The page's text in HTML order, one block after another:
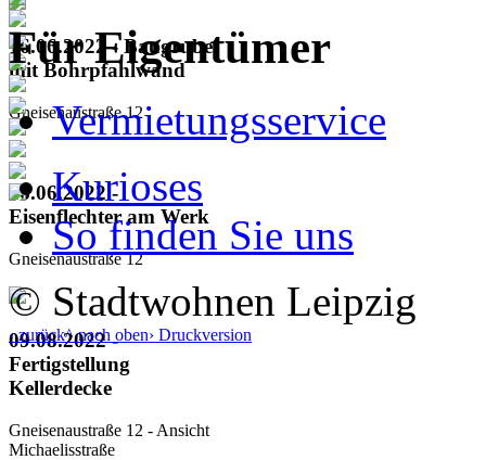
16.06.2022 - Baugrube
mit Bohrpfahlwand
Gneisenaustraße 12
16.06.2022 -
Eisenflechter am Werk
Gneisenaustraße 12
09.08.2022 -
Fertigstellung
Kellerdecke
Gneisenaustraße 12 - Ansicht
Michaelisstraße
Für Eigentümer
Vermietungsservice
Kurioses
So finden Sie uns
© Stadtwohnen Leipzig
‹ zurück^ nach oben› Druckversion